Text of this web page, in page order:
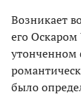
Возникает
его
утонченном
было